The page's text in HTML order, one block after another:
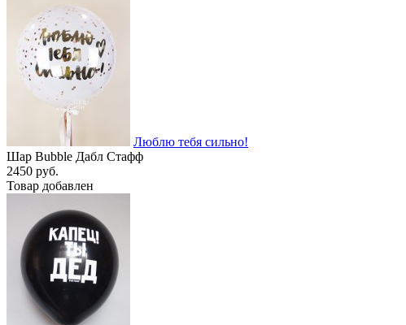
Люблю тебя сильно!
Шар Bubble Дабл Стафф
2450 руб.
Товар добавлен